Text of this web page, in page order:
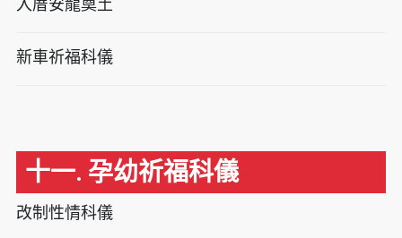
入厝安龍奠土
新車祈福科儀
十一. 孕幼祈福科儀
改制性情科儀